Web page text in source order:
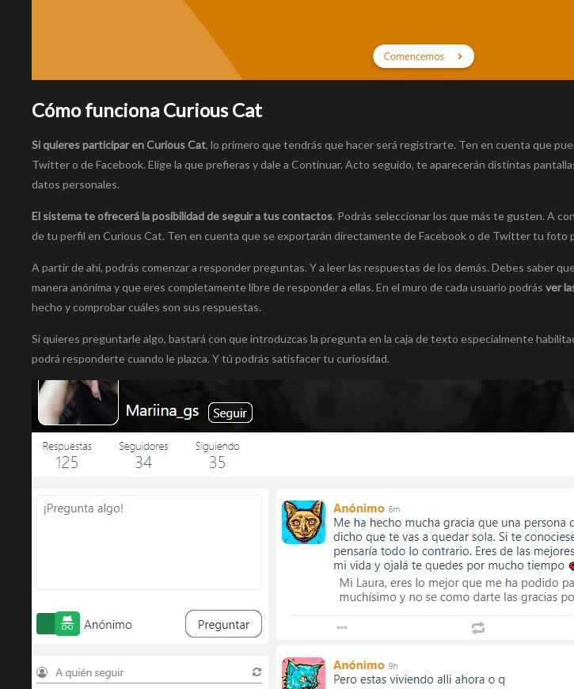
Cómo funciona Curious Cat
Si quieres participar en Curious Cat, lo primero que tendrás que hacer será registrarte. Ten en cuenta que
Twitter o de Facebook. Elige la que prefieras y dale a Continuar. Acto seguido, te aparecerán distintas
datos personales.
El sistema te ofrecerá la posibilidad de seguir a tus contactos. Podrás seleccionar los que más te gusten. A
de tu perfil en Curious Cat. Ten en cuenta que se exportarán directamente de Facebook o de Twitter tu foto
A partir de ahí, podrás comenzar a responder preguntas. Y a leer las respuestas de los demás. Debes saber
manera anónima y que eres completamente libre de responder a ellas. En el muro de cada usuario podrás ver
hecho y comprobar cuáles son sus respuestas.
Si quieres preguntarle algo, bastará con que introduzcas la pregunta en la caja de texto especialmente
podrá responderte cuando le plazca. Y tú podrás satisfacer tu curiosidad.